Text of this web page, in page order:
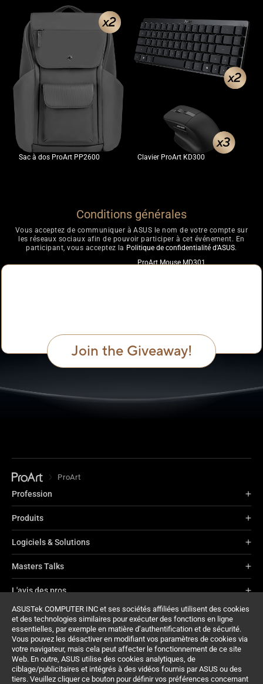
ASUSTek COMPUTER INC et ses sociétés affiliées utilisent des cookies
et des technologies similaires pour exécuter des fonctions en ligne
essentielles, par exemple en matière d’authentification et de sécurité.
Vous pouvez les désactiver en modifiant vos paramètres de cookies via
votre navigateur, mais cela peut affecter le fonctionnement de ce site
Web. En outre, ASUS utilise des cookies analytiques, de
ciblage/publicitaires et intégrés à des vidéos fournis par ASUS ou des
tiers. Veuillez cliquer ce bouton pour définir vos préférences concernant
Sac à dos ProArt PP2600 Clavier ProArt KD300
ProArt Mouse MD301
Conditions générales
Vous acceptez de communiquer à ASUS le nom de votre compte sur
les réseaux sociaux afin de pouvoir participer à cet événement. En
participant, vous acceptez la Politique de confidentialité d'ASUS.
Join the Giveaway!
ProArt
Profession
Produits
Logiciels & Solutions
Masters Talks
L'avis des pros
À propos de ProArt
Assistance